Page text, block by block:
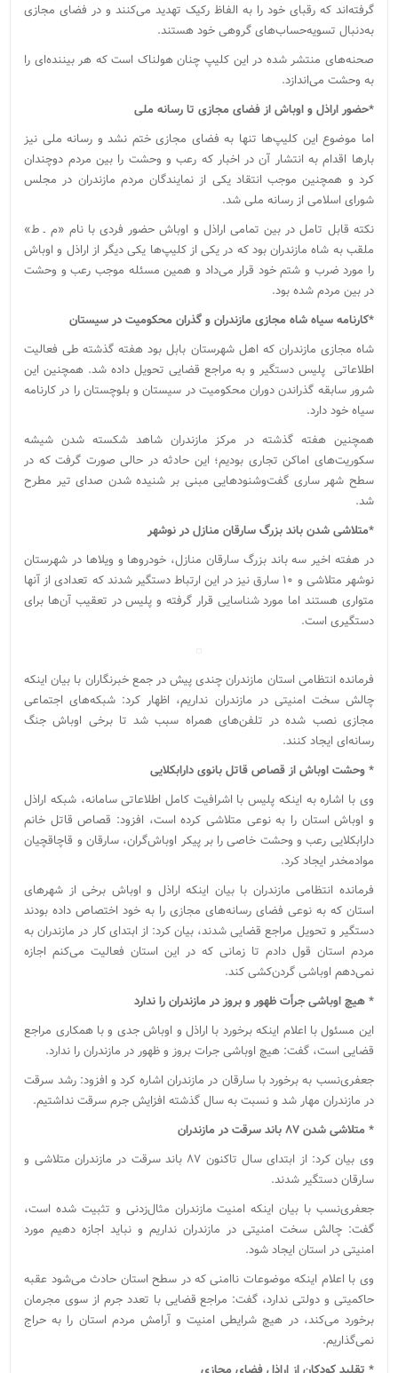
گرفته‌اند که رقبای خود را به الفاظ رکیک تهدید می‌کنند و در فضای مجازی
به‌دنبال تسویه‌حساب‌های گروهی خود هستند.
صحنه‌های منتشر ‌شده در این کلیپ چنان هولناک است که هر بیننده‌ای را
به وحشت می‌اندازد.
*حضور اراذل و اوباش از فضای مجازی تا رسانه ملی
اما موضوع این کلیپ‌ها تنها به فضای مجازی ختم نشد و رسانه ملی نیز
بارها اقدام به انتشار آن در اخبار که رعب و وحشت را بین مردم دوچندان
کرد و همچنین موجب انتقاد یکی از نمایندگان مردم مازندران در مجلس
شورای اسلامی از رسانه ملی شد.
نکته قابل تامل در بین تمامی اراذل و اوباش حضور فردی با نام «م ـ ط»
ملقب به شاه مازندران بود که در یکی از کلیپ‌ها یکی دیگر از اراذل و اوباش
را مورد ضرب و شتم خود قرار می‌داد و همین مسئله موجب رعب و وحشت
در بین مردم شده بود.
*کارنامه سیاه شاه مجازی مازندران و گذران محکومیت در سیستان
شاه مجازی مازندران که اهل شهرستان بابل بود هفته گذشته طی فعالیت
اطلاعاتی پلیس دستگیر و به مراجع قضایی تحویل داده شد. همچنین این
شرور سابقه گذراندن دوران محکومیت در سیستان و بلوچستان را در کارنامه
سیاه خود دارد.
همچنین هفته گذشته در مرکز مازندران شاهد شکسته شدن شیشه‌
سکوریت‌های اماکن تجاری بودیم؛ این حادثه در حالی صورت گرفت که در
سطح شهر ساری گفت‌وشنودهایی مبنی بر شنیده شدن صدای تیر مطرح
شد.
*متلاشی شدن باند بزرگ سارقان منازل در نوشهر
در هفته اخیر سه باند بزرگ سارقان منازل، خودروها و ویلاها در شهرستان
نوشهر متلاشی و ۱۰ سارق نیز در این ارتباط دستگیر شدند که تعدادی از آنها
متواری هستند اما مورد شناسایی قرار گرفته و پلیس در تعقیب آن‌ها برای
دستگیری است.
فرمانده انتظامی استان مازندران چندی پیش در جمع خبرنگاران با بیان اینکه
چالش سخت امنیتی در مازندران نداریم، اظهار کرد: شبکه‌های اجتماعی
مجازی نصب شده در تلفن‌های همراه سبب شد تا برخی اوباش جنگ
رسانه‌ای ایجاد کنند.
* وحشت اوباش‌ از قصاص قاتل بانوی دارابکلایی
وی با اشاره به اینکه پلیس با اشرافیت کامل اطلاعاتی سامانه، شبکه اراذل
و اوباش استان را به نوعی متلاشی کرده است، افزود: قصاص قاتل خانم
دارابکلایی رعب و وحشت خاصی را بر پیکر اوباش‌گران، سارقان و قاچاقچیان
موادمخدر ایجاد کرد.
فرمانده انتظامی مازندران با بیان اینکه اراذل و اوباش برخی از شهرهای
استان که به نوعی فضای رسانه‌های مجازی را به خود اختصاص داده بودند
دستگیر و تحویل مراجع قضایی شدند، بیان کرد: از ابتدای کار در مازندران به
مردم استان قول دادم تا زمانی که در این استان فعالیت می‌کنم اجازه
نمی‌دهم اوباشی گردن‌کشی کند.
* هیچ اوباشی جرأت ظهور و بروز در مازندران را ندارد
این مسئول با اعلام اینکه برخورد با اراذل و اوباش جدی و با همکاری مراجع
قضایی است، گفت: هیچ اوباشی جرات بروز و ظهور در مازندران را ندارد.
جعفری‌نسب به برخورد با سارقان در مازندران اشاره کرد و افزود: رشد سرقت
در مازندران مهار شد و نسبت به سال گذشته افزایش جرم سرقت نداشتیم.
* متلاشی‌ شدن ۸۷ باند سرقت در مازندران
وی بیان کرد: از ابتدای سال تاکنون ۸۷ باند سرقت در مازندران متلاشی و
سارقان دستگیر شدند.
جعفری‌نسب با بیان اینکه امنیت مازندران مثال‌زدنی و تثبیت شده است،
گفت: چالش سخت امنیتی در مازندران نداریم و نباید اجازه دهیم مورد
امنیتی در استان ایجاد شود.
وی با اعلام اینکه موضوعات ناامنی که در سطح استان حادث می‌شود عقبه
حاکمیتی و دولتی ندارد، گفت: مراجع قضایی با تعدد جرم از سوی مجرمان
برخورد می‌کند، در هیچ شرایطی امنیت و آرامش مردم استان را به حراج
نمی‌گذاریم.